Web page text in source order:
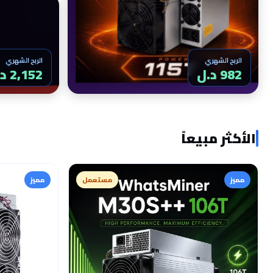
الربح الشهري
982 د.ل
الربح الشهري
2,152 د.ل
الأكثر مبيعاً
مميز مستعمل مميز